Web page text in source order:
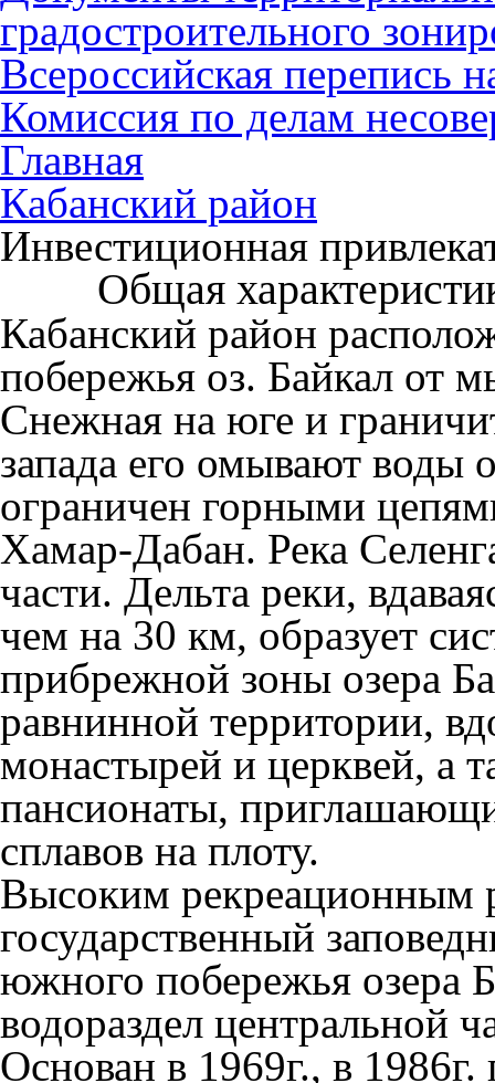
градостроительного
Всероссийская перепись
Комиссия по делам
Главная
Кабанский район
Инвестиционная
Общая
Кабанский район
побережья оз. Байкал от
Снежная на юге и
запада его омывают воды
ограничен горными
Хамар-Дабан. Река
части. Дельта реки,
чем на 30 км, образует
прибрежной зоны озера
равнинной территории,
монастырей и церквей, а
пансионаты,
сплавов на плоту.
Высоким рекреационным
государственный
южного побережья озера
водораздел центральной
Основан в 1969г., в